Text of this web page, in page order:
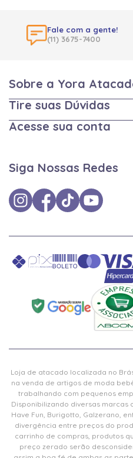
Fale com a gente!
(11) 3675-7400
Sobre a Yora
Tire suas Dúvidas
Acesse sua conta
Siga Nossas Redes
Loja de atacado localizada no
na venda de artigos de moda
trabalhando com pequenos
Disponibilizando diversas marcas
Have Fun, Burigotto, Galzerano,
divergência entre preços do
carrinho de compras, produtos
preço zerado serão